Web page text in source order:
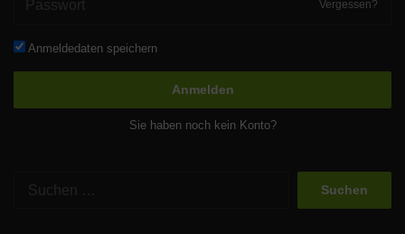
Vergessen?
Anmeldedaten speichern
Anmelden
Sie haben noch kein Konto?